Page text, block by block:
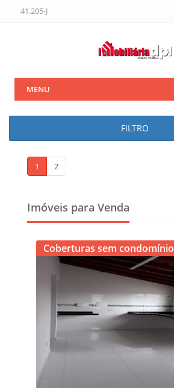
41.205-J
MENU
FILTRO
1 2
Imóveis para Venda
Coberturas sem condomínio